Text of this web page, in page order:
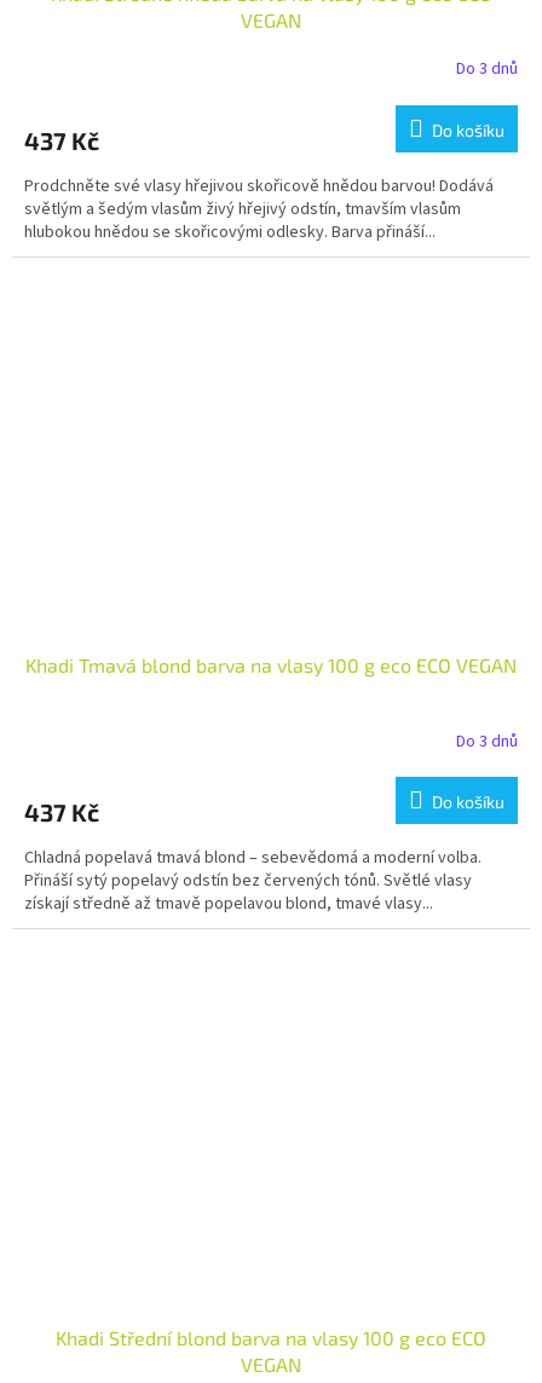
VEGAN
Do 3 dnů
437 Kč Do košíku
Prodchněte své vlasy hřejivou skořicově hnědou barvou! Dodává
světlým a šedým vlasům živý hřejivý odstín, tmavším vlasům
hlubokou hnědou se skořicovými odlesky. Barva přináší...
Khadi Tmavá blond barva na vlasy 100 g eco ECO VEGAN
Do 3 dnů
437 Kč Do košíku
Chladná popelavá tmavá blond – sebevědomá a moderní volba.
Přináší sytý popelavý odstín bez červených tónů. Světlé vlasy
získají středně až tmavě popelavou blond, tmavé vlasy...
Khadi Střední blond barva na vlasy 100 g eco ECO
VEGAN